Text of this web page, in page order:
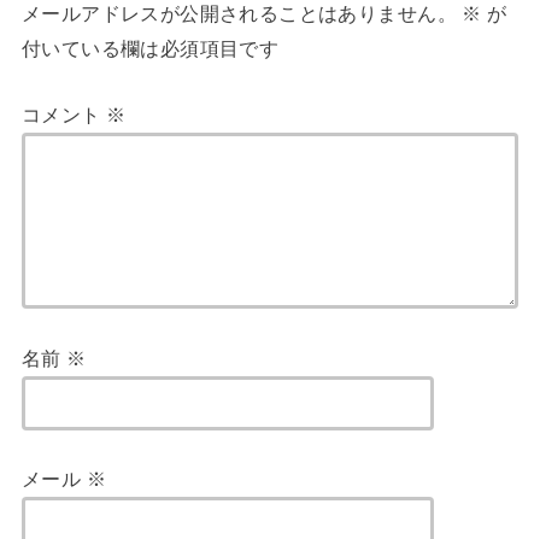
メールアドレスが公開されることはありません。 ※ が
付いている欄は必須項目です
コメント ※
名前 ※
メール ※